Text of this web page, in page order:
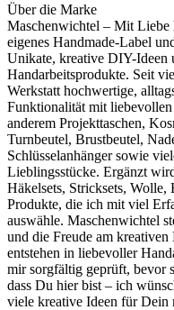
Über die Marke
Maschenwichtel – Mit Liebe
eigenes Handmade-Label
Unikate, kreative DIY-Ideen
Handarbeitsprodukte. Seit
Werkstatt hochwertige,
Funktionalität mit
anderem Projekttaschen,
Turnbeutel, Brustbeutel,
Schlüsselanhänger sowie
Lieblingsstücke. Ergänzt
Häkelsets, Stricksets,
Produkte, die ich mit viel
auswähle. Maschenwichtel
und die Freude am
entstehen in liebevoller
mir sorgfältig geprüft, bevor
dass Du hier bist – ich
viele kreative Ideen für Dein